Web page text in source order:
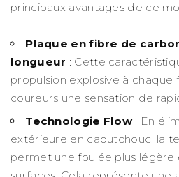
principaux avantages de ce
Plaque en fibre de
longueur : Cette
propulsion explosive à chaque
coureurs une sensation de
Technologie Flow: En
extérieure en caoutchouc, la
permet une foulée plus légère